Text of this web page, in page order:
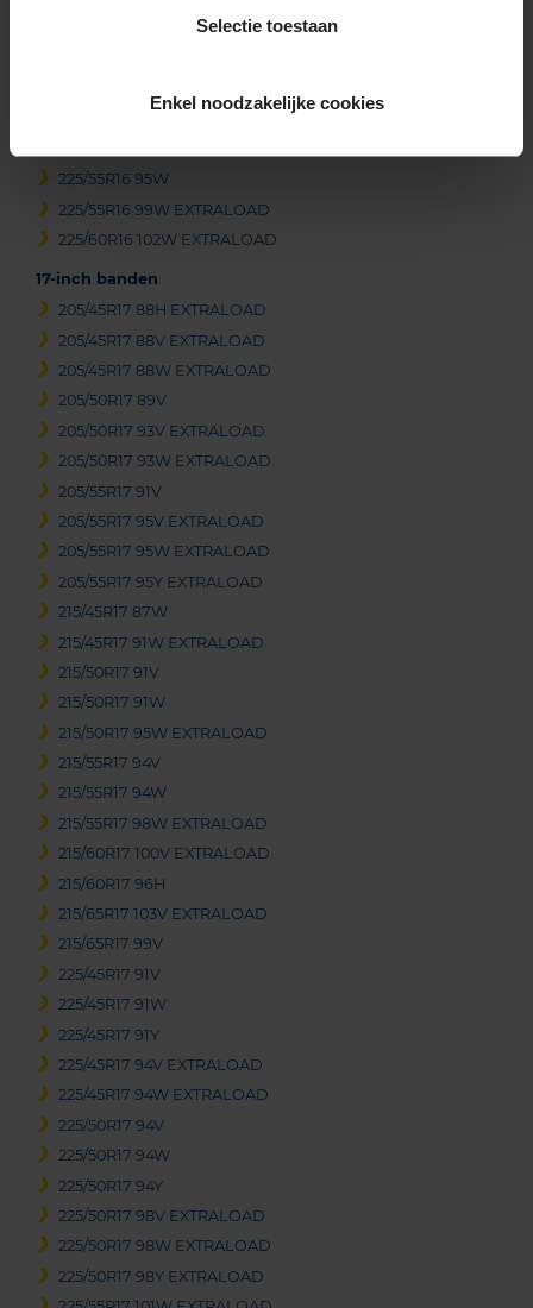
Selectie toestaan
Enkel noodzakelijke cookies
215/60R16 99H EXTRALOAD
225/55R16 95W
225/55R16 99W EXTRALOAD
225/60R16 102W EXTRALOAD
17-inch banden
205/45R17 88H EXTRALOAD
205/45R17 88V EXTRALOAD
205/45R17 88W EXTRALOAD
205/50R17 89V
205/50R17 93V EXTRALOAD
205/50R17 93W EXTRALOAD
205/55R17 91V
205/55R17 95V EXTRALOAD
205/55R17 95W EXTRALOAD
205/55R17 95Y EXTRALOAD
215/45R17 87W
215/45R17 91W EXTRALOAD
215/50R17 91V
215/50R17 91W
215/50R17 95W EXTRALOAD
215/55R17 94V
215/55R17 94W
215/55R17 98W EXTRALOAD
215/60R17 100V EXTRALOAD
215/60R17 96H
215/65R17 103V EXTRALOAD
215/65R17 99V
225/45R17 91V
225/45R17 91W
225/45R17 91Y
225/45R17 94V EXTRALOAD
225/45R17 94W EXTRALOAD
225/50R17 94V
225/50R17 94W
225/50R17 94Y
225/50R17 98V EXTRALOAD
225/50R17 98W EXTRALOAD
225/50R17 98Y EXTRALOAD